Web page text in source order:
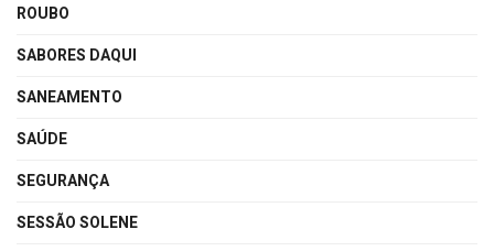
ROUBO
SABORES DAQUI
SANEAMENTO
SAÚDE
SEGURANÇA
SESSÃO SOLENE